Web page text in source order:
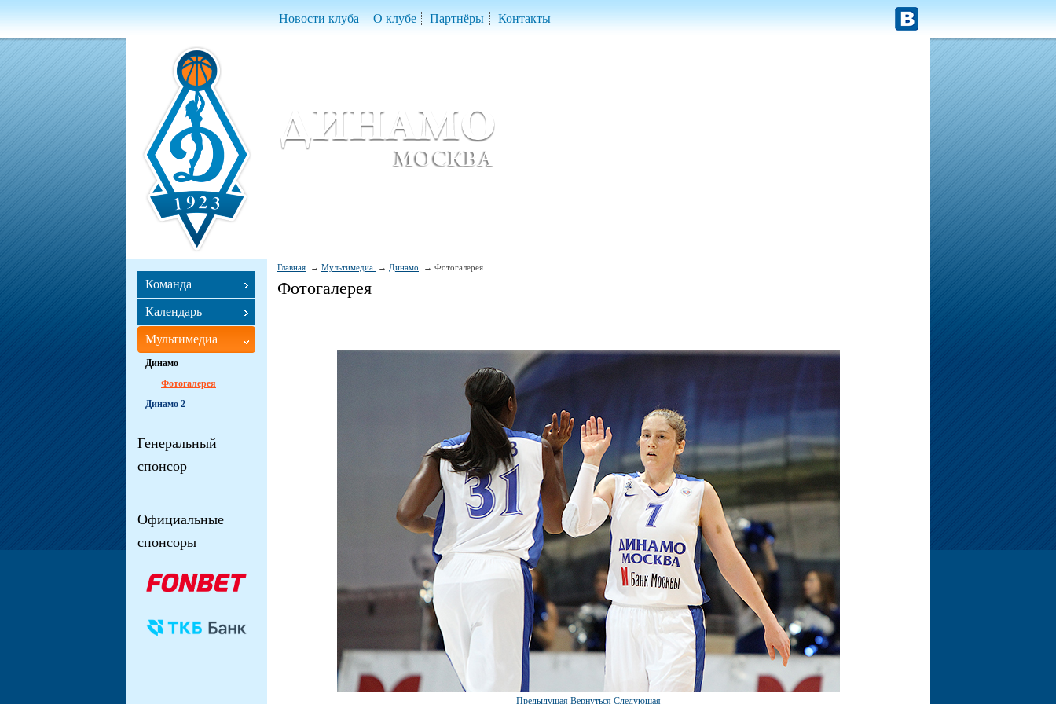
Новости клуба О клубе Партнёры Контакты
Главная Мультимедиа Динамо Фотогалерея
Фотогалерея
Предыдущая Вернуться Следующая
Команда
Календарь
Мультимедиа
Динамо
Фотогалерея
Динамо 2
Генеральный
спонсор
Официальные
спонсоры